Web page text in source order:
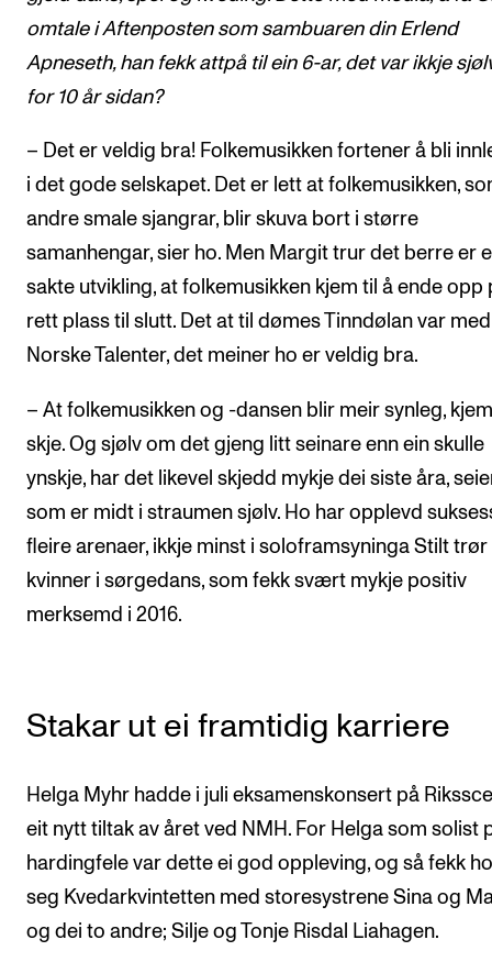
omtale i Aftenposten som sambuaren din Erlend
Apneseth, han fekk attpå til ein 6-ar, det var ikkje
for 10 år sidan?
– Det er veldig bra! Folkemusikken fortener å bli
i det gode selskapet. Det er lett at folkemusikken,
andre smale sjangrar, blir skuva bort i større
samanhengar, sier ho. Men Margit trur det berre er
sakte utvikling, at folkemusikken kjem til å ende opp
rett plass til slutt. Det at til dømes Tinndølan var
Norske Talenter, det meiner ho er veldig bra.
– At folkemusikken og -dansen blir meir synleg,
skje. Og sjølv om det gjeng litt seinare enn ein skulle
ynskje, har det likevel skjedd mykje dei siste åra,
som er midt i straumen sjølv. Ho har opplevd
fleire arenaer, ikkje minst i soloframsyninga Stilt trør
kvinner i sørgedans, som fekk svært mykje positiv
merksemd i 2016.
Stakar ut ei framtidig karriere
Helga Myhr hadde i juli eksamenskonsert på
eit nytt tiltak av året ved NMH. For Helga som solist
hardingfele var dette ei god oppleving, og så fekk
seg Kvedarkvintetten med storesystrene Sina og
og dei to andre; Silje og Tonje Risdal Liahagen.